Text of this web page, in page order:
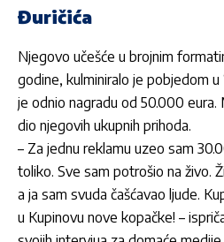
Đuričića
Njegovo učešće u brojnim
godine, kulminiralo je pobjedom
je odnio nagradu od 50.000
dio njegovih ukupnih prihoda.
– Za jednu reklamu uzeo sam
toliko. Sve sam potrošio na živo.
a ja sam svuda čašćavao ljude.
u Kupinovu nove kopačke! –